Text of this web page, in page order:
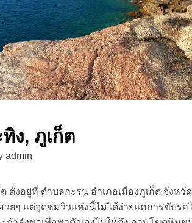
ง, ภูเก็ต
admin
ตั้งอยู่ที่ ตำบลกะรน อำเภอเมืองภูเก็ต จังห
ยๆ แต่จุดชมวิวแห่งนี้ไม่ได้ง่ายแค่การขับร